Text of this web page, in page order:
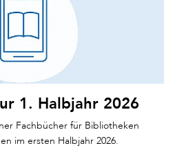
1. Halbjahr 2026
Fachbücher für Bibliotheken
im ersten Halbjahr 2026.